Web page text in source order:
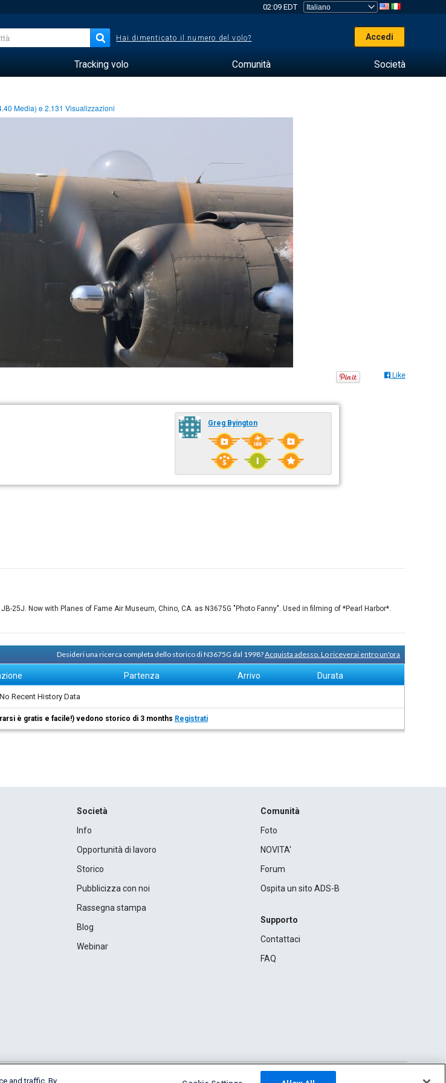
02:09 EDT
Hai dimenticato il numero del volo? Accedi
Tracking volo Comunità Società
Media) e2.131 Visualizzazioni
Like
Greg Byington
25J. Now with Planes of Fame Air Museum, Chino, CA. as N3675G "Photo Fanny". Used in filming of *Pearl Harbor*.
Desideri una ricerca completa dello storico di N3675G dal 1998?Acquista adesso. Lo riceverai entro un'ora
Partenza Arrivo Durata
No Recent History Data
è gratis e facile!) vedono storico di 3 months Registrati
Società
Info
Opportunità di lavoro
Storico
Pubblicizza con noi
Rassegna stampa
Blog
Webinar
Comunità
Foto
NOVITA'
Forum
Ospita un sito ADS-B
Supporto
Contattaci
FAQ
and traffic. By